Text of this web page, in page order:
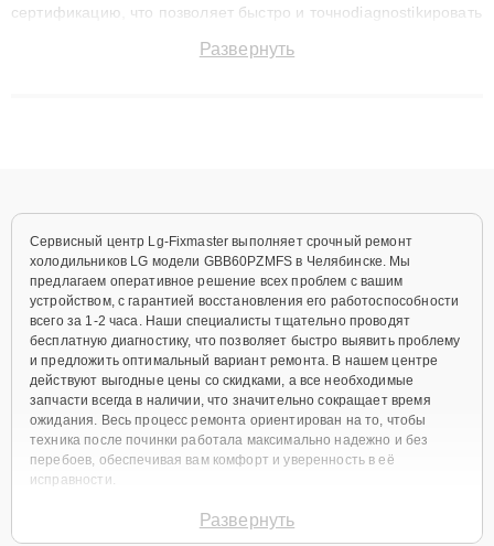
сертификацию, что позволяет быстро и точноdiagnostikировать
до 3 лет. Наши мастера решают сложные случаи: от замены
Развернуть
Сервисный центр Lg-Fixmaster выполняет срочный ремонт
холодильников LG модели GBB60PZMFS в Челябинске. Мы
предлагаем оперативное решение всех проблем с вашим
устройством, с гарантией восстановления его работоспособности
всего за 1-2 часа. Наши специалисты тщательно проводят
бесплатную диагностику, что позволяет быстро выявить проблему
и предложить оптимальный вариант ремонта. В нашем центре
действуют выгодные цены со скидками, а все необходимые
запчасти всегда в наличии, что значительно сокращает время
ожидания. Весь процесс ремонта ориентирован на то, чтобы
техника после починки работала максимально надежно и без
перебоев, обеспечивая вам комфорт и уверенность в её
исправности.
Виды используемых
Развернуть